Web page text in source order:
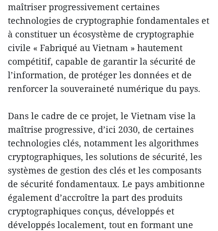
maîtriser progressivement certaines
technologies de cryptographie fondamentales et
à constituer un écosystème de cryptographie
civile « Fabriqué au Vietnam » hautement
compétitif, capable de garantir la sécurité de
l’information, de protéger les données et de
renforcer la souveraineté numérique du pays.
Dans le cadre de ce projet, le Vietnam vise la
maîtrise progressive, d’ici 2030, de certaines
technologies clés, notamment les algorithmes
cryptographiques, les solutions de sécurité, les
systèmes de gestion des clés et les composants
de sécurité fondamentaux. Le pays ambitionne
également d’accroître la part des produits
cryptographiques conçus, développés et
développés localement, tout en formant une